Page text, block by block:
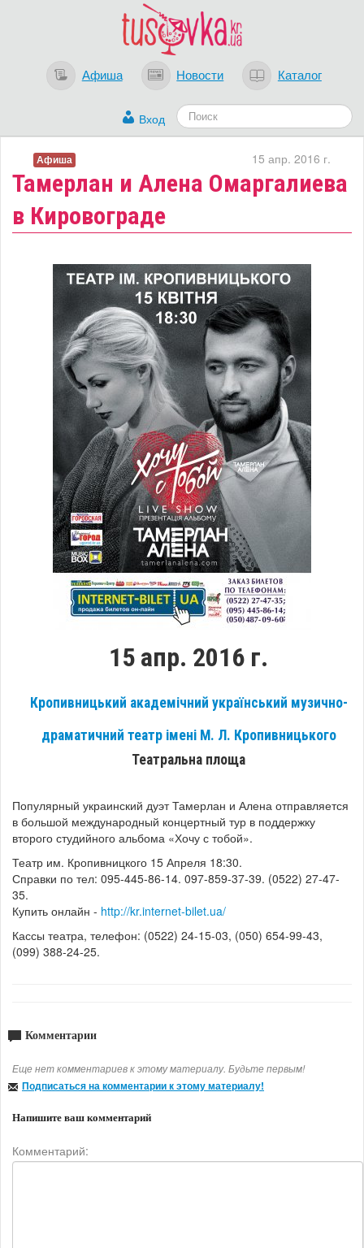
Афиша Новости Каталог
Вход
Тамерлан и Алена Омаргалиева
в Кировограде
15 апр. 2016 г.
Афиша
15 апр. 2016 г.
Кропивницький академічний український музично-
драматичний театр імені М. Л. Кропивницького
Театральна площа
Популярный украинский дуэт Тамерлан и Алена отправляется
в большой международный концертный тур в поддержку
второго студийного альбома «Хочу с тобой».
Театр им. Кропивницкого 15 Апреля 18:30.
Справки по тел: 095-445-86-14. 097-859-37-39. (0522) 27-47-
35.
Купить онлайн - http://kr.internet-bilet.ua/
Кассы театра, телефон: (0522) 24-15-03, (050) 654-99-43,
(099) 388-24-25.
Комментарии
Еще нет комментариев к этому материалу. Будьте первым!
Подписаться на комментарии к этому материалу!
Напишите ваш комментарий
Комментарий: